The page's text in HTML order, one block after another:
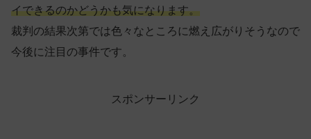
イできるのかどうかも気になります。
裁判の結果次第では色々なところに燃え広がりそうなので
今後に注目の事件です。
スポンサーリンク